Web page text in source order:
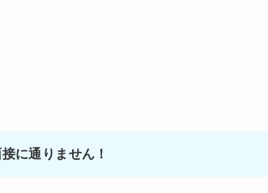
に通りません！